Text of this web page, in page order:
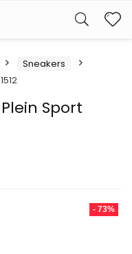
Sneakers
Sport
- 73%